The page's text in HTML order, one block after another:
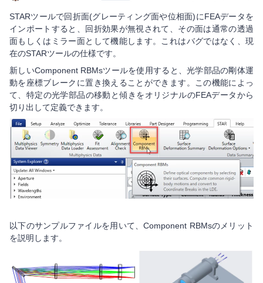
STARツールで回折面(グレーティング面や位相面)にFEAデータを
インポートすると、回折効果が無視されて、その面は通常の透過
面もしくはミラー面として機能します。これはバグではなく、現
在のSTARツールの仕様です。
新しいComponent RBMsツールを使用すると、光学部品の剛体運
動を座標ブレークに置き換えることができます。この機能によっ
て、特定の光学部品の移動と傾きをオリジナルのFEAデータから
切り出して定義できます。
以下のサンプルファイルを用いて、Component RBMsのメリット
を説明します。